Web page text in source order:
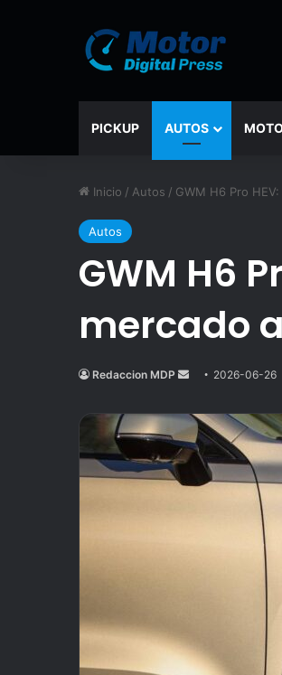
PICKUP AUTOS
Inicio / Autos / GWM H6 Pro
Autos
GWM H6
mercado
Redaccion MDP
Send
email
2026-06-26